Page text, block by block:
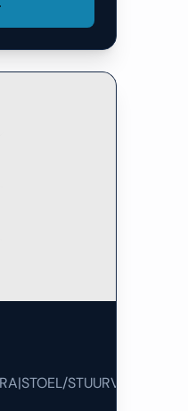
STUURVERW|